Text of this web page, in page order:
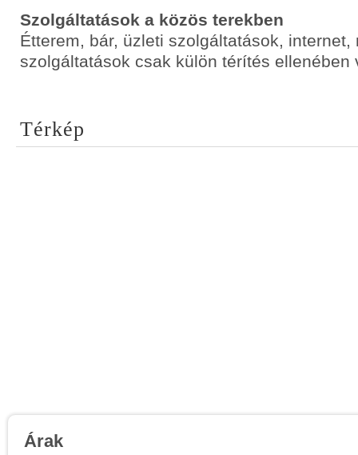
Szolgáltatások a közös terekben
Étterem, bár, üzleti szolgáltatások, internet,
szolgáltatások csak külön térítés ellenében
Térkép
Árak